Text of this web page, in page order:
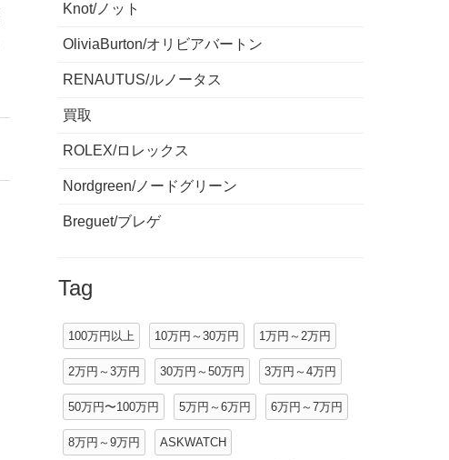
Knot/ノット
OliviaBurton/オリビアバートン
RENAUTUS/ルノータス
買取
ROLEX/ロレックス
Nordgreen/ノードグリーン
Breguet/ブレゲ
Tag
100万円以上 10万円～30万円 1万円～2万円
2万円～3万円 30万円～50万円 3万円～4万円
50万円〜100万円 5万円～6万円 6万円～7万円
8万円～9万円 ASKWATCH